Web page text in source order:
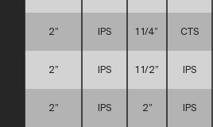
2” IPS 1 1/4” CTS
2” IPS 1 1/2” IPS
2” IPS 2” IPS